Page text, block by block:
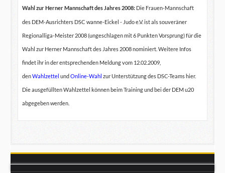
Wahl zur Herner Mannschaft des Jahres 2008:Die Frauen-Mannschaft
des DEM-Ausrichters DSC wanne-Eickel - Judo e.V. ist als souveräner
Regionalliga-Meister 2008 (ungeschlagen mit 6 Punkten Vorsprung) für die
Wahl zur Herner Mannschaft des Jahres 2008 nominiert. Weitere Infos
findet ihr in der entsprechenden Meldung vom 12.02.2009,
denWahlzettel undOnline-Wahl zur Unterstützung des DSC-Teams hier.
Die ausgefüllten Wahlzettel können beim Training und bei der DEM u20
abgegeben werden.